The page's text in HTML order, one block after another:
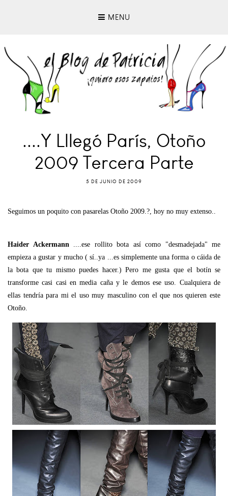
MENU
....y Lllegó París, Otoño
2009 Tercera Parte
5 DE JUNIO DE 2009
Seguimos un poquito con pasarelas Otoño 2009.?, hoy no muy extenso..
Haider Ackermann ....ese rollito bota así como "desmadejada" me
empieza a gustar y mucho ( sí..ya ...es simplemente una forma o cáida de
la bota que tu mismo puedes hacer.) Pero me gusta que el botín se
transforme casi casi en media caña y le demos ese uso. Cualquiera de
ellas tendría para mi el uso muy masculino con el que nos quieren este
Otoño.